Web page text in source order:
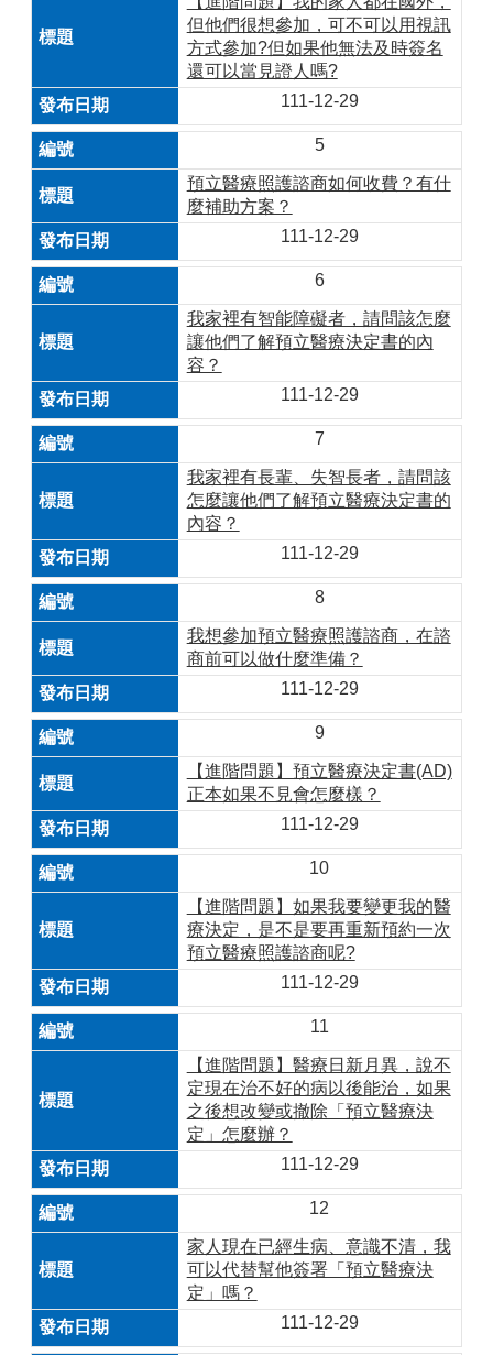
但他們很想參加，可不可以用視訊
方式參加?但如果他無法及時簽名
還可以當見證人嗎?
111-12-29
5
預立醫療照護諮商如何收費？有什
麼補助方案？
111-12-29
6
我家裡有智能障礙者，請問該怎麼
讓他們了解預立醫療決定書的內
容？
111-12-29
7
我家裡有長輩、失智長者，請問該
怎麼讓他們了解預立醫療決定書的
內容？
111-12-29
8
我想參加預立醫療照護諮商，在諮
商前可以做什麼準備？
111-12-29
9
【進階問題】預立醫療決定書(AD)
正本如果不見會怎麼樣？
111-12-29
10
【進階問題】如果我要變更我的醫
療決定，是不是要再重新預約一次
預立醫療照護諮商呢?
111-12-29
11
【進階問題】醫療日新月異，說不
定現在治不好的病以後能治，如果
之後想改變或撤除「預立醫療決
定」怎麼辦？
111-12-29
12
家人現在已經生病、意識不清，我
可以代替幫他簽署「預立醫療決
定」嗎？
111-12-29